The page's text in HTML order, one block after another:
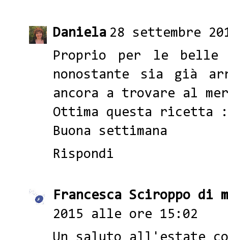
Daniela 28 settembre
Proprio per le belle
nonostante sia già
ancora a trovare al
Ottima questa ricetta
Buona settimana
Rispondi
Francesca Sciroppo
2015 alle ore 15:02